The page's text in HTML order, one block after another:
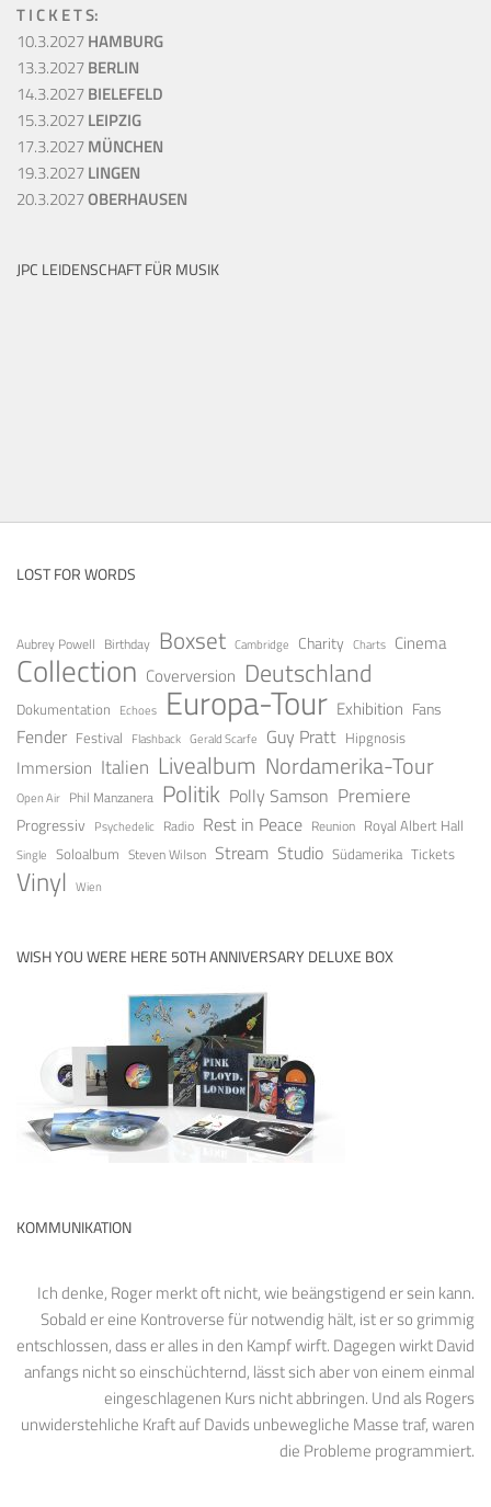
T I C K E T S:
10.3.2027HAMBURG
13.3.2027BERLIN
14.3.2027BIELEFELD
15.3.2027LEIPZIG
17.3.2027MÜNCHEN
19.3.2027LINGEN
20.3.2027OBERHAUSEN
JPC LEIDENSCHAFT FÜR MUSIK
LOST FOR WORDS
Aubrey Powell Birthday Boxset Cambridge Charity Charts Cinema
Collection Coverversion Deutschland
Dokumentation Echoes Europa-Tour Exhibition Fans
Fender Festival Flashback Gerald Scarfe Guy Pratt Hipgnosis
Immersion Italien Livealbum Nordamerika-Tour
Open Air Phil Manzanera Politik Polly Samson Premiere
Progressiv Psychedelic Radio Rest in Peace Reunion Royal Albert Hall
Single Soloalbum Steven Wilson Stream Studio Südamerika Tickets
Vinyl Wien
WISH YOU WERE HERE 50TH ANNIVERSARY DELUXE BOX
KOMMUNIKATION
Ich denke, Roger merkt oft nicht, wie beängstigend er sein kann.
Sobald er eine Kontroverse für notwendig hält, ist er so grimmig
entschlossen, dass er alles in den Kampf wirft. Dagegen wirkt David
anfangs nicht so einschüchternd, lässt sich aber von einem einmal
eingeschlagenen Kurs nicht abbringen. Und als Rogers
unwiderstehliche Kraft auf Davids unbewegliche Masse traf, waren
die Probleme programmiert.